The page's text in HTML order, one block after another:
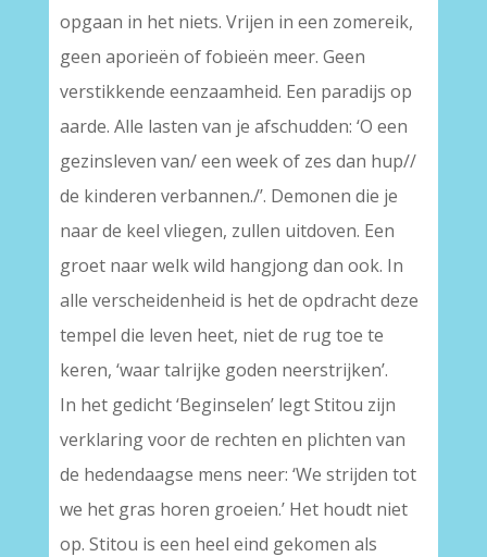
opgaan in het niets. Vrijen in een zomereik,
geen aporieën of fobieën meer. Geen
verstikkende eenzaamheid. Een paradijs op
aarde. Alle lasten van je afschudden: ‘O een
gezinsleven van/ een week of zes dan hup//
de kinderen verbannen./’. Demonen die je
naar de keel vliegen, zullen uitdoven. Een
groet naar welk wild hangjong dan ook. In
alle verscheidenheid is het de opdracht deze
tempel die leven heet, niet de rug toe te
keren, ‘waar talrijke goden neerstrijken’.
In het gedicht ‘Beginselen’ legt Stitou zijn
verklaring voor de rechten en plichten van
de hedendaagse mens neer: ‘We strijden tot
we het gras horen groeien.’ Het houdt niet
op. Stitou is een heel eind gekomen als